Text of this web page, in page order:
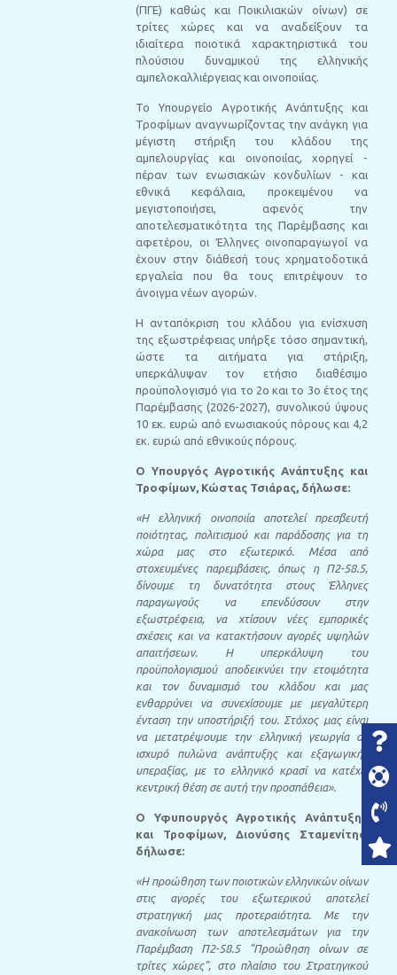
(ΠΓΕ) καθώς και Ποικιλιακών οίνων) σε
τρίτες χώρες και να αναδείξουν τα
ιδιαίτερα ποιοτικά χαρακτηριστικά του
πλούσιου δυναμικού της ελληνικής
αμπελοκαλλιέργειας και οινοποιίας.
Το Υπουργείο Αγροτικής Ανάπτυξης και
Τροφίμων αναγνωρίζοντας την ανάγκη για
μέγιστη στήριξη του κλάδου της
αμπελουργίας και οινοποιίας, χορηγεί -
πέραν των ενωσιακών κονδυλίων - και
εθνικά κεφάλαια, προκειμένου να
μεγιστοποιήσει, αφενός την
αποτελεσματικότητα της Παρέμβασης και
αφετέρου, οι Έλληνες οινοπαραγωγοί να
έχουν στην διάθεσή τους χρηματοδοτικά
εργαλεία που θα τους επιτρέψουν το
άνοιγμα νέων αγορών.
Η ανταπόκριση του κλάδου για ενίσχυση
της εξωστρέφειας υπήρξε τόσο σημαντική,
ώστε τα αιτήματα για στήριξη,
υπερκάλυψαν τον ετήσιο διαθέσιμο
προϋπολογισμό για το 2ο και το 3ο έτος της
Παρέμβασης (2026-2027), συνολικού ύψους
10 εκ. ευρώ από ενωσιακούς πόρους και 4,2
εκ. ευρώ από εθνικούς πόρους.
Ο Υπουργός Αγροτικής Ανάπτυξης και
Τροφίμων, Κώστας Τσιάρας, δήλωσε:
«Η ελληνική οινοποιία αποτελεί πρεσβευτή
ποιότητας, πολιτισμού και παράδοσης για τη
χώρα μας στο εξωτερικό. Μέσα από
στοχευμένες παρεμβάσεις, όπως η Π2-58.5,
δίνουμε τη δυνατότητα στους Έλληνες
παραγωγούς να επενδύσουν στην
εξωστρέφεια, να χτίσουν νέες εμπορικές
σχέσεις και να κατακτήσουν αγορές υψηλών
απαιτήσεων. Η υπερκάλυψη του
προϋπολογισμού αποδεικνύει την ετοιμότητα
και τον δυναμισμό του κλάδου και μας
ενθαρρύνει να συνεχίσουμε με μεγαλύτερη
ένταση την υποστήριξή του. Στόχος μας είναι
να μετατρέψουμε την ελληνική γεωργία σε
ισχυρό πυλώνα ανάπτυξης και εξαγωγικής
υπεραξίας, με το ελληνικό κρασί να κατέχει
κεντρική θέση σε αυτή την προσπάθεια».
Ο Υφυπουργός Αγροτικής Ανάπτυξης
και Τροφίμων, Διονύσης Σταμενίτης,
δήλωσε:
«Η προώθηση των ποιοτικών ελληνικών οίνων
στις αγορές του εξωτερικού αποτελεί
στρατηγική μας προτεραιότητα. Με την
ανακοίνωση των αποτελεσμάτων για την
Παρέμβαση Π2-58.5 "Προώθηση οίνων σε
τρίτες χώρες", στο πλαίσιο του Στρατηγικού